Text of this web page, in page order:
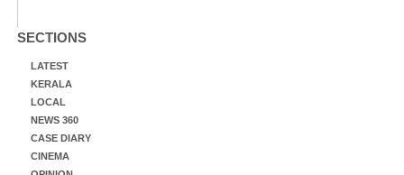
SECTIONS
LATEST
KERALA
LOCAL
NEWS 360
CASE DIARY
CINEMA